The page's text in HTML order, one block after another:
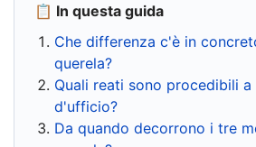
📋 In questa guida
Che differenza c'è in
querela?
Quali reati sono procedibili a
d'ufficio?
Da quando decorrono i tre